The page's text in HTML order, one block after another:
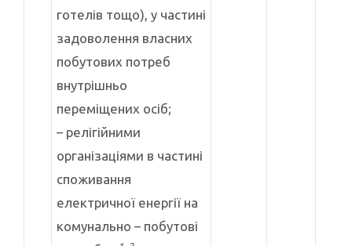
готелів тощо), у частині
задоволення власних
побутових потреб
внутрішньо
переміщених осіб;
– релігійними
організаціями в частині
споживання
електричної енергії на
комунально – побутові